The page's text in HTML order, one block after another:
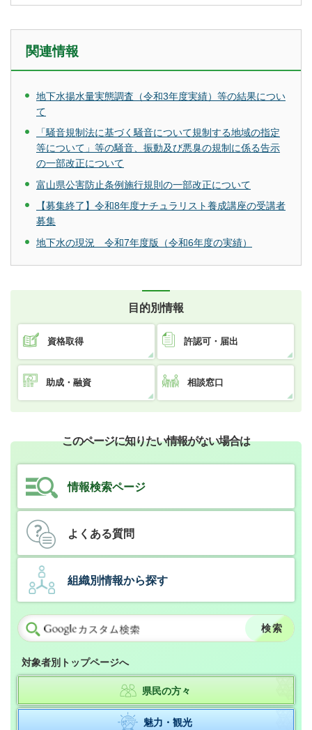
関連情報
地下水揚水量実態調査（令和3年度実績）等の結果につい
て
「騒音規制法に基づく騒音について規制する地域の指定
等について」等の騒音、振動及び悪臭の規制に係る告示
の一部改正について
富山県公害防止条例施行規則の一部改正について
【募集終了】令和8年度ナチュラリスト養成講座の受講者
募集
地下水の現況 令和7年度版（令和6年度の実績）
目的別情報
資格取得 許認可・届出
助成・融資 相談窓口
このページに知りたい情報がない場合は
情報検索ページ
よくある質問
組織別情報から探す
対象者別トップページへ
県民の方々
魅力・観光